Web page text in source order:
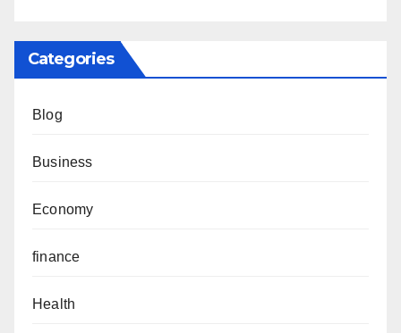
Categories
Blog
Business
Economy
finance
Health